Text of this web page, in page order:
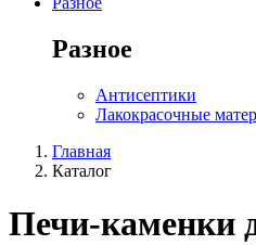
Разное
Антисептики
Лакокрасочные
Главная
Каталог
Печи-каменки